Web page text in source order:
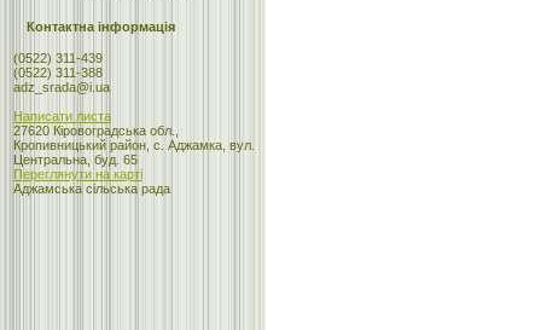
Контактна інформація
(0522) 311-439
(0522) 311-388
adz_srada@i.ua
Написати листа
27620 Кіровоградська обл.,
Кропивницький район, с. Аджамка, вул.
Центральна, буд. 65
Переглянути на карті
Аджамська сільська рада